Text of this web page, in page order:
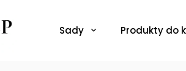
Sady Produkty do